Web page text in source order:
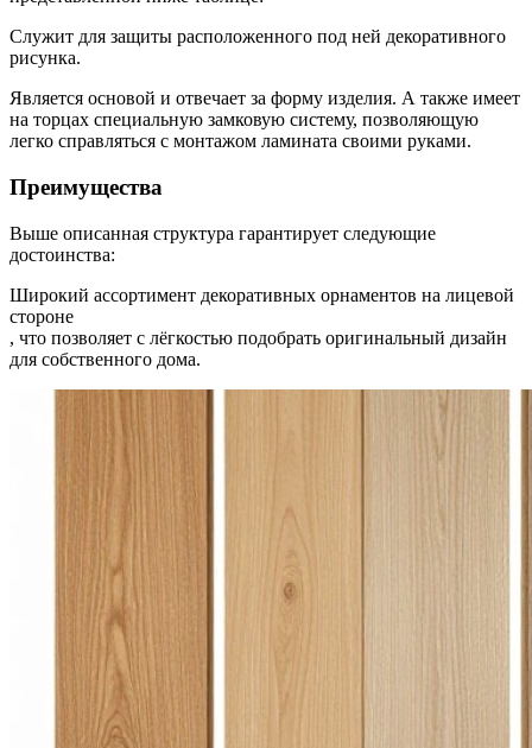
Служит для защиты расположенного под ней декоративного
рисунка.
Является основой и отвечает за форму изделия. А также имеет
на торцах специальную замковую систему, позволяющую
легко справляться с монтажом ламината своими руками.
Преимущества
Выше описанная структура гарантирует следующие
достоинства:
Широкий ассортимент декоративных орнаментов на лицевой
стороне
, что позволяет с лёгкостью подобрать оригинальный дизайн
для собственного дома.